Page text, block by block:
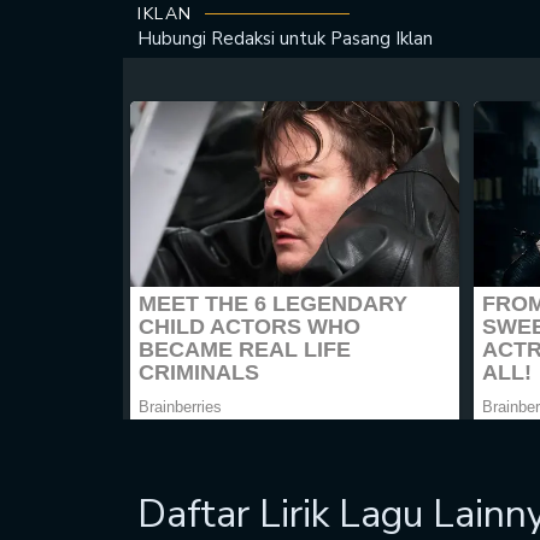
IKLAN
Hubungi Redaksi untuk Pasang Iklan
Daftar Lirik Lagu